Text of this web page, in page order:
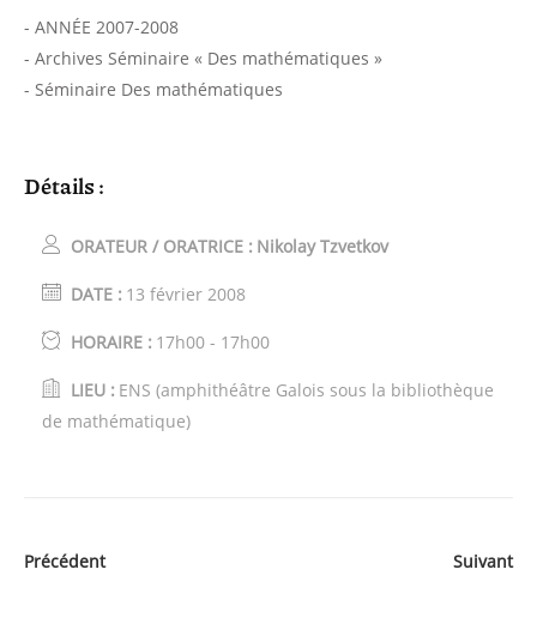
- ANNÉE 2007-2008
- Archives Séminaire « Des mathématiques »
- Séminaire Des mathématiques
Détails :
ORATEUR / ORATRICE : Nikolay Tzvetkov
DATE : 13 février 2008
HORAIRE : 17h00 - 17h00
LIEU : ENS (amphithéâtre Galois sous la bibliothèque
de mathématique)
Précédent Suivant